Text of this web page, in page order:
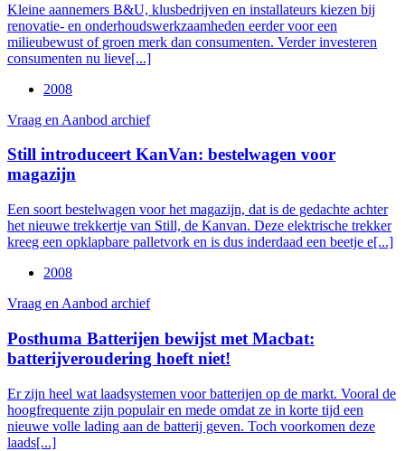
Kleine aannemers B&U, klusbedrijven en installateurs kiezen bij
renovatie- en onderhoudswerkzaamheden eerder voor een
milieubewust of groen merk dan consumenten. Verder investeren
consumenten nu lieve[...]
2008
Vraag en Aanbod archief
Still introduceert KanVan: bestelwagen voor
magazijn
Een soort bestelwagen voor het magazijn, dat is de gedachte achter
het nieuwe trekkertje van Still, de Kanvan. Deze elektrische trekker
kreeg een opklapbare palletvork en is dus inderdaad een beetje e[...]
2008
Vraag en Aanbod archief
Posthuma Batterijen bewijst met Macbat:
batterijveroudering hoeft niet!
Er zijn heel wat laadsystemen voor batterijen op de markt. Vooral de
hoogfrequente zijn populair en mede omdat ze in korte tijd een
nieuwe volle lading aan de batterij geven. Toch voorkomen deze
laads[...]